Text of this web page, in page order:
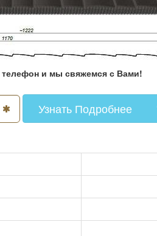
телефон и мы свяжемся с Вами!
Узнать Подробнее